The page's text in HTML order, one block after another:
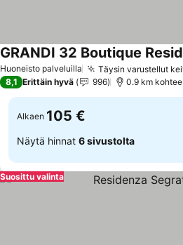
Huoneisto palveluilla Täysin varustellut
GRANDI 32 Boutique
8,1 Erittäin hyvä 996 0.9 km
Alkaen 105 €
Näytä hinnat 6 sivustolta
Suosittu valinta